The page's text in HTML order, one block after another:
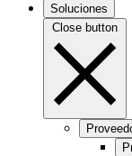
Soluciones
Close button